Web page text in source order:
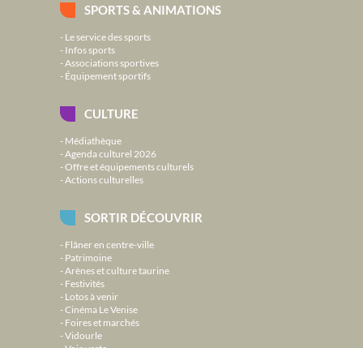
SPORTS & ANIMATIONS
Le service des sports
Infos sports
Associations sportives
Équipement sportifs
CULTURE
Médiathèque
Agenda culturel 2026
Offre et équipements culturels
Actions culturelles
SORTIR DÉCOUVRIR
Flâner en centre-ville
Patrimoine
Arènes et culture taurine
Festivités
Lotos à venir
Cinéma Le Venise
Foires et marchés
Vidourle